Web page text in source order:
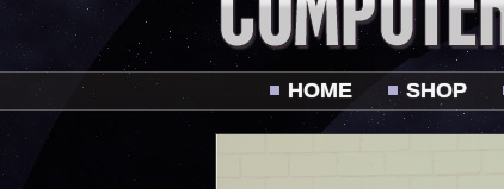
HOME SHOP